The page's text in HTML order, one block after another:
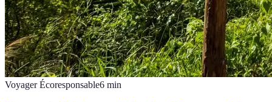
Voyager Écoresponsable6 min